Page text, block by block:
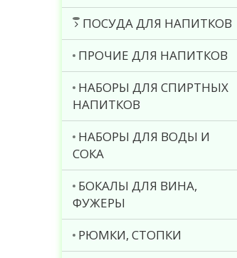
ПОСУДА ДЛЯ НАПИТКОВ
ПРОЧИЕ ДЛЯ НАПИТКОВ
НАБОРЫ ДЛЯ СПИРТНЫХ
НАПИТКОВ
НАБОРЫ ДЛЯ ВОДЫ И
СОКА
БОКАЛЫ ДЛЯ ВИНА,
ФУЖЕРЫ
РЮМКИ, СТОПКИ